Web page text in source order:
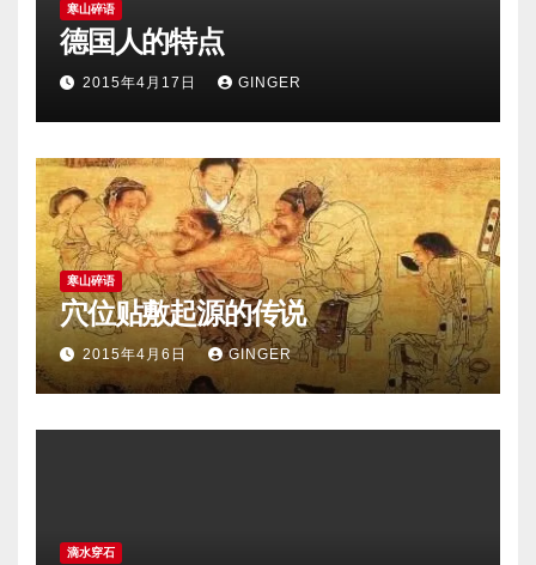
寒山碎语
德国人的特点
2015年4月17日 GINGER
寒山碎语
穴位贴敷起源的传说
2015年4月6日 GINGER
滴水穿石